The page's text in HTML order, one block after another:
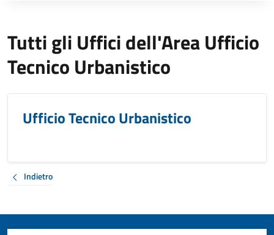
Tutti gli Uffici dell'Area Ufficio
Tecnico Urbanistico
Ufficio Tecnico Urbanistico
Indietro